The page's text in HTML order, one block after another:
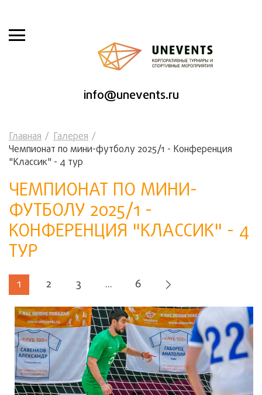
info@unevents.ru
Главная
Галерея
Чемпионат по мини-футболу 2025/1 - Конференция
"Классик" - 4 тур
ЧЕМПИОНАТ ПО МИНИ-
ФУТБОЛУ 2025/1 -
КОНФЕРЕНЦИЯ "КЛАССИК" - 4
ТУР
1 2 3 ... 6